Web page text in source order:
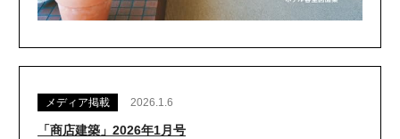
メディア掲載 2026.1.6
「商店建築」2026年1月号